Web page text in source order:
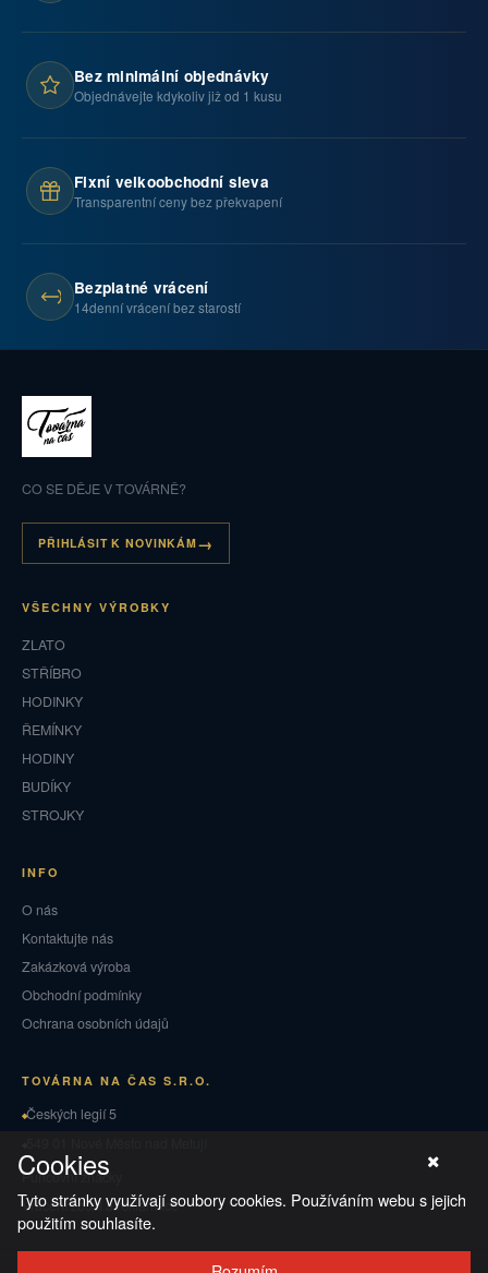
Bez minimální objednávky
Objednávejte kdykoliv již od 1 kusu
Fixní velkoobchodní sleva
Transparentní ceny bez překvapení
Bezplatné vrácení
14denní vrácení bez starostí
CO SE DĚJE V TOVÁRNĚ?
PŘIHLÁSIT K NOVINKÁM
VŠECHNY VÝROBKY
ZLATO
STŘÍBRO
HODINKY
ŘEMÍNKY
HODINY
BUDÍKY
STROJKY
INFO
O nás
Kontaktujte nás
Zakázková výroba
Obchodní podmínky
Ochrana osobních údajů
TOVÁRNA NA ČAS S.R.O.
Českých legií 5
Puncovní značky
Vrácení zboží a reklamace
Cookies
Tyto stránky využívají soubory cookies. Používáním webu s jejich
použitím souhlasíte.